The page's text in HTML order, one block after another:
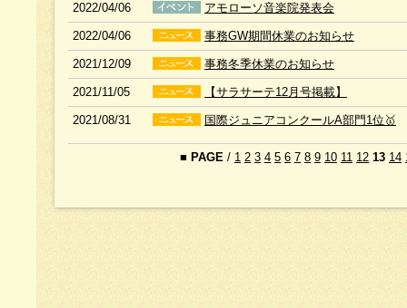
2022/04/06 アモローソ音楽院発表会
2022/04/06 事務GW期間休業のお知らせ
2021/12/09 事務冬季休業のお知らせ
2021/11/05 【サラサーテ12月号掲載】
2021/08/31 国際ジュニアコンクールA部門1位🥇
■ PAGE / 1 2 3 4 5 6 7 8 9 10 11 12 13 14